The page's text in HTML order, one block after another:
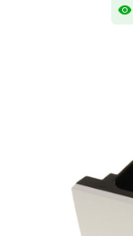
visibility